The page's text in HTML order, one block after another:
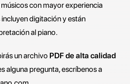
músicos con mayor experiencia
digitación y están
al piano.
un archivo PDF de alta calidad
alguna pregunta, escríbenos a